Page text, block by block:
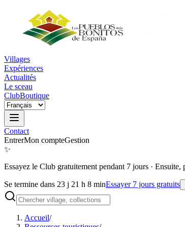
Villages
Expériences
Actualités
Le sceau
ClubBoutique
Contact
EntrerMon compteGestion
✨
Essayez le Club gratuitement pendant 7 jours · Ensuite,
Se termine dans 23 j 21 h 8 minEssayer 7 jours gratuits
Accueil/